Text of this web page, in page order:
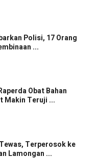
Polisi, 17 Orang
...
Obat Bahan
Makin Teruji ...
Terperosok ke
Lamongan ...